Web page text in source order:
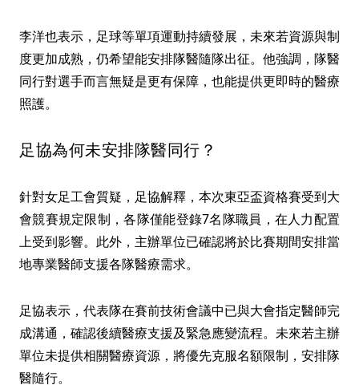
李洋也表示，足球等單項運動持續發展，未來若資源與制
度更加成熟，仍希望能安排隊醫隨隊出征。他強調，隊醫
同行對選手而言無疑是更有保障，也能提供更即時的醫療
照護。
足協為何未安排隊醫同行？
針對女足工會質疑，足協解釋，本次東亞盃資格賽受到大
會競賽規定限制，各隊僅能登錄7名隊職員，在人力配置
上受到影響。此外，主辦單位已確認將於比賽期間安排當
地專業醫師支援各隊醫療需求。
足協表示，代表隊在賽前技術會議中已與大會指定醫師完
成溝通，確認後續醫療支援及緊急應變流程。未來若主辦
單位未提供相關醫療資源，將優先克服名額限制，安排隊
醫隨行。